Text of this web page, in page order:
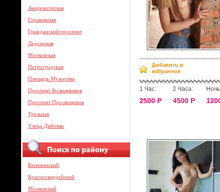
Академическая
Горьковская
Гражданский проспект
Ладожская
Московская
Петроградская
Площадь Мужества
Проспект Большевиков
Проспект Просвещения
Удельная
Улица Дыбенко
Калининский
Красногвардейский
Московский
Добавить в
избранное
1 Час:
2500 Р
2 Часа:
4500 Р